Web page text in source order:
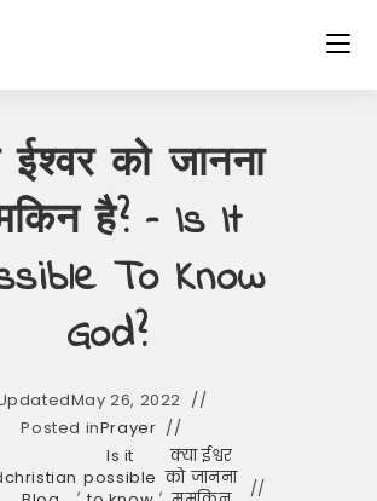
ईश्वर को जानना
है? – Is It
To Know
God?
May 26, 2022
Posted inPrayer
christian,
Is it
possible ,
क्या ईश्वर
को जानना